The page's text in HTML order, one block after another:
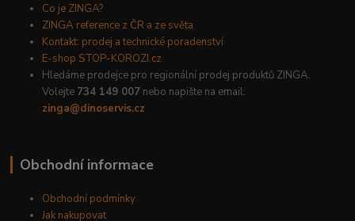
Co je ZINGA?
ZINGA reference z ČR a ze světa
Kontakt: prodej a technické poradenství
E-shop STOP-KOROZI.cz
Hledáme prodejce pro regionální prodej produktů ZINGA.
Volejte 734 149 007 nebo napište na email:
zinga@dinoservis.cz
Obchodní informace
Obchodní podmínky
Jak nakupovat